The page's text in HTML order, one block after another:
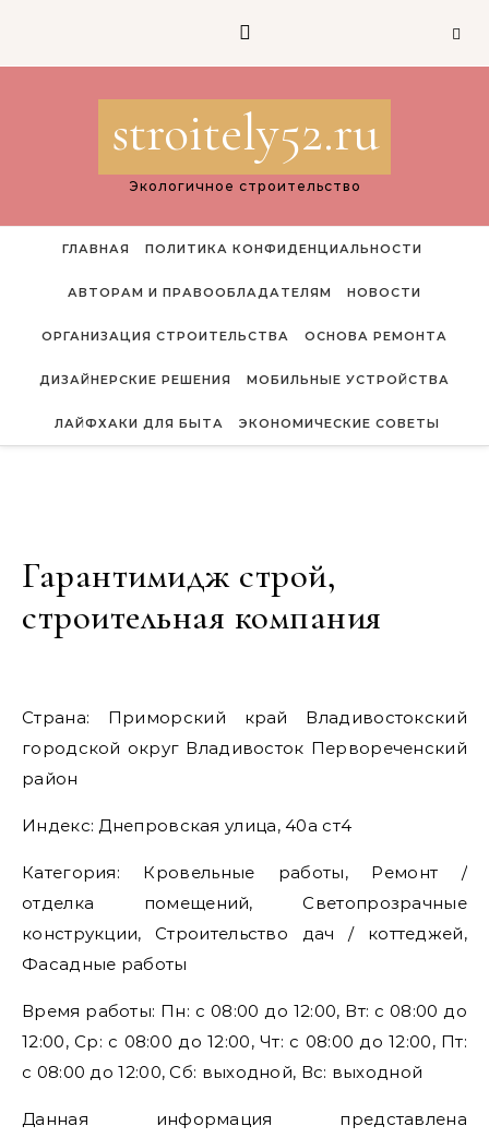
stroitely52.ru
Экологичное строительство
ГЛАВНАЯ ПОЛИТИКА КОНФИДЕНЦИАЛЬНОСТИ
АВТОРАМ И ПРАВООБЛАДАТЕЛЯМ НОВОСТИ
ОРГАНИЗАЦИЯ СТРОИТЕЛЬСТВА ОСНОВА РЕМОНТА
ДИЗАЙНЕРСКИЕ РЕШЕНИЯ МОБИЛЬНЫЕ УСТРОЙСТВА
ЛАЙФХАКИ ДЛЯ БЫТА ЭКОНОМИЧЕСКИЕ СОВЕТЫ
Гарантимидж строй,
строительная компания
Страна: Приморский край Владивостокский
городской округ Владивосток Первореченский
район
Индекс: Днепровская улица, 40а ст4
Категория: Кровельные работы, Ремонт /
отделка помещений, Светопрозрачные
конструкции, Строительство дач / коттеджей,
Фасадные работы
Время работы: Пн: с 08:00 до 12:00, Вт: с 08:00 до
12:00, Ср: с 08:00 до 12:00, Чт: с 08:00 до 12:00, Пт:
с 08:00 до 12:00, Сб: выходной, Вс: выходной
Данная информация представлена